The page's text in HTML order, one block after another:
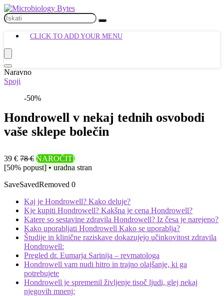
CLICK TO ADD YOUR MENU
Naravno
Spoji
-50%
Hondrowell v nekaj tednih osvobodi
vaše sklepe bolečin
39 € 78 € NAROČITI
[50% popust] • uradna stran
SaveSavedRemoved 0
Kaj je Hondrowell? Kako deluje?
Kje kupiti Hondrowell? Kakšna je cena Hondrowell?
Katere so sestavine zdravila Hondrowell? Iz česa je narejeno?
Kako uporabljati Hondrowell Kako se uporablja?
Študije in klinične raziskave dokazujejo učinkovitost zdravila
Hondrowell:
Pregled dr. Eumarja Sarinija – revmatologa
Hondrowell vam nudi hitro in trajno olajšanje, ki ga
potrebujete
Hondrowell je spremenil življenje tisoč ljudi, glej nekaj
njegovih mnenj: